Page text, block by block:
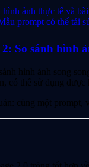
ảnh thực tế và
prompt có thể tái
So sánh hình
hình ảnh song
có thể sử dụng
cùng một